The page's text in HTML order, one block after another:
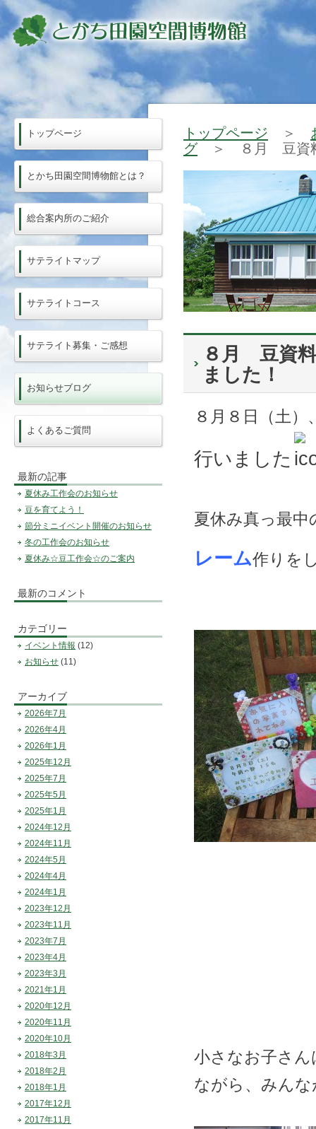
トップページ ＞
グ＞ ８月 豆資料
８月 豆資
ました！
８月８日（土
行いました
夏休み真っ最中
レーム作りを
小さなお子さ
ながら、みん
トップページ
とかち田園空間博物館とは？
総合案内所のご紹介
サテライトマップ
サテライトコース
サテライト募集・ご感想
お知らせブログ
よくあるご質問
最新の記事
夏休み工作会のお知らせ
豆を育てよう！
節分ミニイベント開催のお知らせ
冬の工作会のお知らせ
夏休み☆豆工作会☆のご案内
最新のコメント
カテゴリー
イベント情報 (12)
お知らせ (11)
アーカイブ
2026年7月
2026年4月
2026年1月
2025年12月
2025年7月
2025年5月
2025年1月
2024年12月
2024年11月
2024年5月
2024年4月
2024年1月
2023年12月
2023年11月
2023年7月
2023年4月
2023年3月
2021年1月
2020年12月
2020年11月
2020年10月
2018年3月
2018年2月
2018年1月
2017年12月
2017年11月